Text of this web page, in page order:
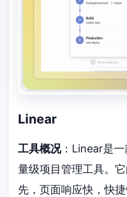
Linear
工具概况：Linear是
量级项目管理工具。
先，页面响应快，快